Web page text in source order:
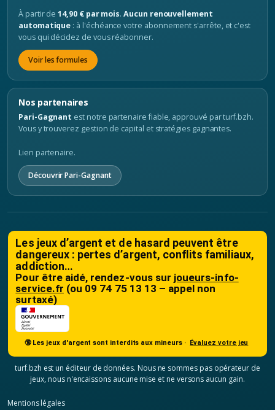
À partir de14,90 € par mois.Aucun renouvellement
automatique : à l'échéance votre abonnement s'arrête, et c'est
vous qui décidez de vous réabonner.
Voir les formules
Nos partenaires
Pari-Gagnant est notre partenaire fiable, approuvé par turf.bzh.
Vous y trouverez gestion de capital et stratégies gagnantes.
Lien partenaire.
Découvrir Pari-Gagnant
Les jeux d’argent et de hasard peuvent être
dangereux : pertes d’argent, conflits familiaux,
addiction…
Pour être aidé, rendez-vous sur joueurs-info-
service.fr (ou 09 74 75 13 13 – appel non
surtaxé)
🔞 Les jeux d'argent sont interdits aux mineurs · Évaluez votre jeu
turf.bzh est un éditeur de données. Nous ne sommes pas opérateur de
jeux, nous n'encaissons aucune mise et ne versons aucun gain.
Mentions légales